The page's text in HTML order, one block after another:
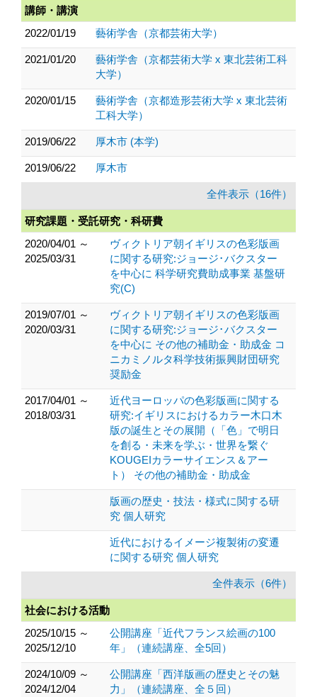
講師・講演
2022/01/19
藝術学舎（京都芸術大学）
2021/01/20
藝術学舎（京都芸術大学 x 東北芸術工科
大学）
2020/01/15
藝術学舎（京都造形芸術大学 x 東北芸術
工科大学）
2019/06/22 厚木市 (本学)
2019/06/22 厚木市
全件表示（16件）
研究課題・受託研究・科研費
2020/04/01 ～
2025/03/31
ヴィクトリア朝イギリスの色彩版画
に関する研究:ジョージ･バクスター
を中心に 科学研究費助成事業 基盤研
究(C)
2019/07/01 ～
2020/03/31
ヴィクトリア朝イギリスの色彩版画
に関する研究:ジョージ･バクスター
を中心に その他の補助金・助成金 コ
ニカミノルタ科学技術振興財団研究
奨励金
2017/04/01 ～
2018/03/31
近代ヨーロッパの色彩版画に関する
研究:イギリスにおけるカラー木口木
版の誕生とその展開（「色」で明日
を創る・未来を学ぶ・世界を繋ぐ
KOUGEIカラーサイエンス＆アー
ト） その他の補助金・助成金
版画の歴史・技法・様式に関する研
究 個人研究
近代におけるイメージ複製術の変遷
に関する研究 個人研究
全件表示（6件）
社会における活動
2025/10/15 ～
2025/12/10
公開講座「近代フランス絵画の100
年」（連続講座、全5回）
2024/10/09 ～
2024/12/04
公開講座「西洋版画の歴史とその魅
力」（連続講座、全５回）